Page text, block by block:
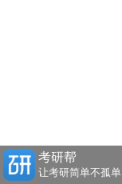
考研帮
让考研简单不孤单